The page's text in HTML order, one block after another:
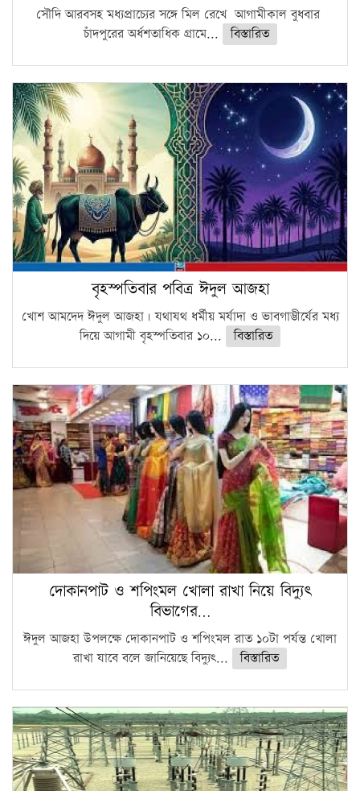
সৌদি আরবসহ মধ্যপ্রাচ্যের সঙ্গে মিল রেখে আগামীকাল বুধবার
চাঁদপুরের অর্ধশতাধিক গ্রামে...
বিস্তারিত
বৃহস্পতিবার পবিত্র ঈদুল আজহা
খোশ আমদেদ ঈদুল আজহা। যথাযথ ধর্মীয় মর্যাদা ও ভাবগাম্ভীর্যের মধ্য
দিয়ে আগামী বৃহস্পতিবার ১০...
বিস্তারিত
দোকানপাট ও শপিংমল খোলা রাখা নিয়ে বিদ্যুৎ
বিভাগের…
ঈদুল আজহা উপলক্ষে দোকানপাট ও শপিংমল রাত ১০টা পর্যন্ত খোলা
রাখা যাবে বলে জানিয়েছে বিদ্যুৎ...
বিস্তারিত